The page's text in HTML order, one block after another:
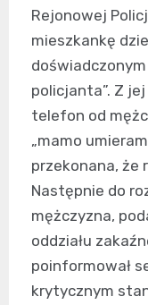
Rejonowej
mieszkankę
policjanta”. Z
telefon od
„mamo
przekonana, że
Następnie do
mężczyzna,
oddziału
poinformował
krytycznym